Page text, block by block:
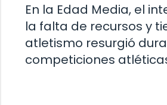
En la Edad Media, el
la falta de recursos y
atletismo resurgió
competiciones